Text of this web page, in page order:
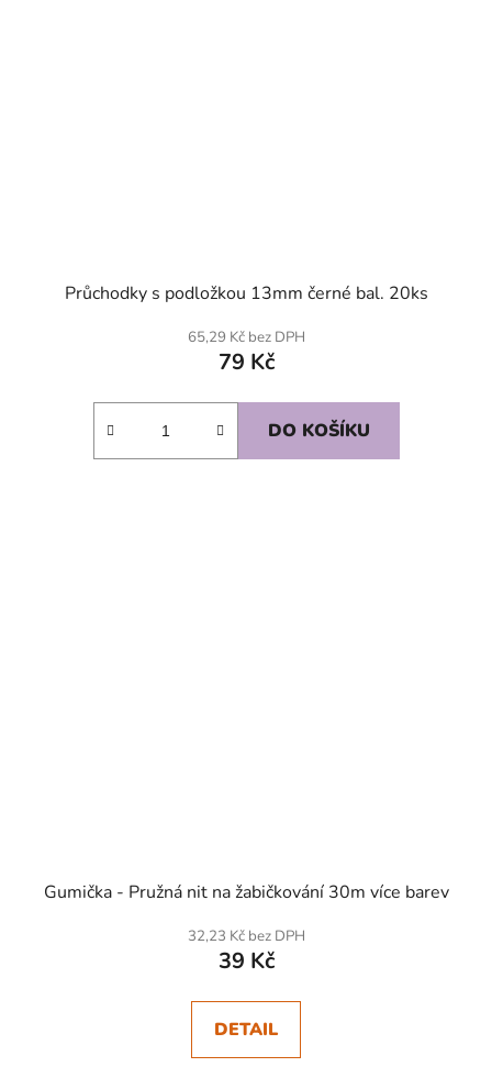
Průchodky s podložkou 13mm černé bal. 20ks
65,29 Kč bez DPH
79 Kč
DO KOŠÍKU
Gumička - Pružná nit na žabičkování 30m více barev
32,23 Kč bez DPH
39 Kč
DETAIL